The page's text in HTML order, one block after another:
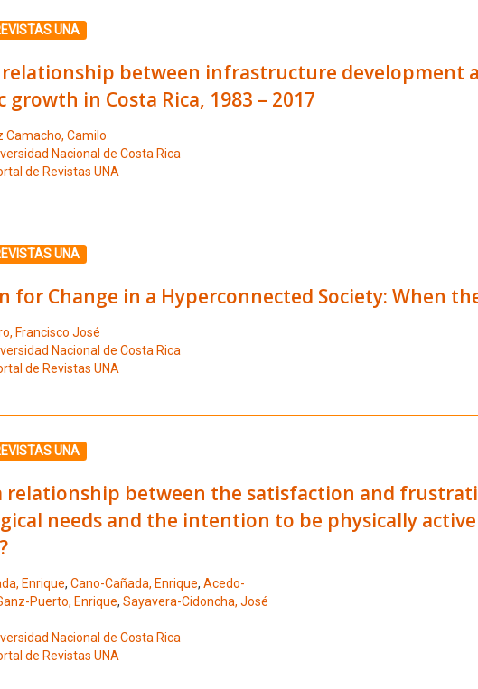
de resultado 7
UNA
relationship between infrastructure development
growth in Costa Rica, 1983 – 2017
Camacho, Camilo
Nacional de Costa Rica
de Revistas UNA
de resultado 8
UNA
for Change in a Hyperconnected Society: When
Francisco José
Nacional de Costa Rica
de Revistas UNA
de resultado 9
UNA
relationship between the satisfaction and
needs and the intention to be physically
Enrique, Cano-Cañada, Enrique, Acedo-
Puerto, Enrique, Sayavera-Cidoncha, José
Nacional de Costa Rica
de Revistas UNA